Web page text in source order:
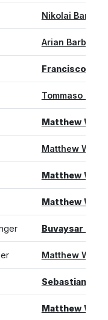
Nikolai
Arian Barbic
Francisco
Tommaso
Matthew
Matthew
Matthew
Matthew
Buvaysar
Matthew
Sebastian
Matthew